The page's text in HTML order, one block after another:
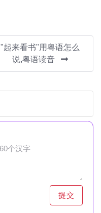
"起来看书"用粤语怎么
说,粤语读音
提交